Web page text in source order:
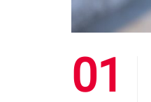
01